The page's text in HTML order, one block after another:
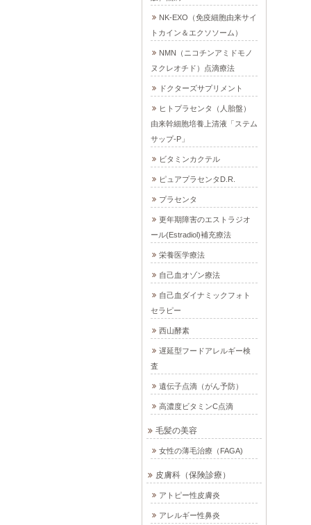
NK-EXO（免疫細胞由来サイ
トカイン＆エクソソーム）
NMN（ニコチンアミドモノ
ヌクレオチド）点滴療法
ドクターズサプリメント
ヒトプラセンタ（人胎盤）
由来幹細胞培養上清液「ステム
サップ-P」
ビタミンカクテル
ピュアプラセンタD.R.
プラセンタ
更年期障害のエストラジオ
ール(Estradiol)補充療法
栄養医学療法
自己血オゾン療法
自己血ダイナミックフォト
セラピー
西山酵素
遅延型フードアレルギー検
査
遺伝子点滴（がん予防）
高濃度ビタミンC点滴
毛髪の美容
女性の薄毛治療（FAGA)
皮膚科（保険診療）
アトピー性皮膚炎
アレルギー性鼻炎